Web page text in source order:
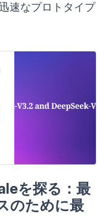
速なプロトタイプ
を探る：最
のために最